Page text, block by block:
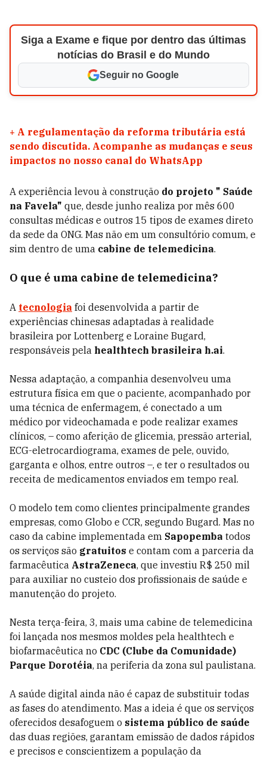
Siga a Exame e fique por dentro das últimas
notícias do Brasil e do Mundo
Seguir no Google
+ A regulamentação da reforma tributária está
sendo discutida. Acompanhe as mudanças e seus
impactos no nosso canal do WhatsApp
A experiência levou à construção do projeto " Saúde
na Favela" que, desde junho realiza por mês 600
consultas médicas e outros 15 tipos de exames direto
da sede da ONG. Mas não em um consultório comum, e
sim dentro de uma cabine de telemedicina.
O que é uma cabine de telemedicina?
A tecnologia foi desenvolvida a partir de
experiências chinesas adaptadas à realidade
brasileira por Lottenberg e Loraine Bugard,
responsáveis pela healthtech brasileira h.ai.
Nessa adaptação, a companhia desenvolveu uma
estrutura física em que o paciente, acompanhado por
uma técnica de enfermagem, é conectado a um
médico por videochamada e pode realizar exames
clínicos, – como aferição de glicemia, pressão arterial,
ECG-eletrocardiograma, exames de pele, ouvido,
garganta e olhos, entre outros –, e ter o resultados ou
receita de medicamentos enviados em tempo real.
O modelo tem como clientes principalmente grandes
empresas, como Globo e CCR, segundo Bugard. Mas no
caso da cabine implementada em Sapopemba todos
os serviços são gratuitos e contam com a parceria da
farmacêutica AstraZeneca, que investiu R$ 250 mil
para auxiliar no custeio dos profissionais de saúde e
manutenção do projeto.
Nesta terça-feira, 3, mais uma cabine de telemedicina
foi lançada nos mesmos moldes pela healthtech e
biofarmacêutica no CDC (Clube da Comunidade)
Parque Dorotéia, na periferia da zona sul paulistana.
A saúde digital ainda não é capaz de substituir todas
as fases do atendimento. Mas a ideia é que os serviços
oferecidos desafoguem o sistema público de saúde
das duas regiões, garantam emissão de dados rápidos
e precisos e conscientizem a população da